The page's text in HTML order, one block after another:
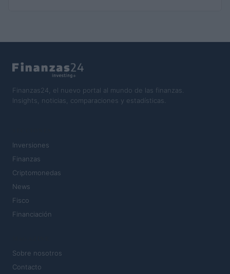
Finanzas24, el nuevo portal al mundo de las finanzas.
Insights, noticias, comparaciones y estadísticas.
Inversiones
Finanzas
Criptomonedas
News
Fisco
Financiación
Sobre nosotros
Contacto